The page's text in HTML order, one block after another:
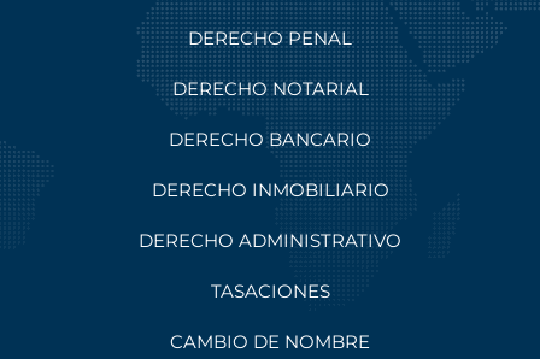
DERECHO PENAL
DERECHO NOTARIAL
DERECHO BANCARIO
DERECHO INMOBILIARIO
DERECHO ADMINISTRATIVO
TASACIONES
CAMBIO DE NOMBRE